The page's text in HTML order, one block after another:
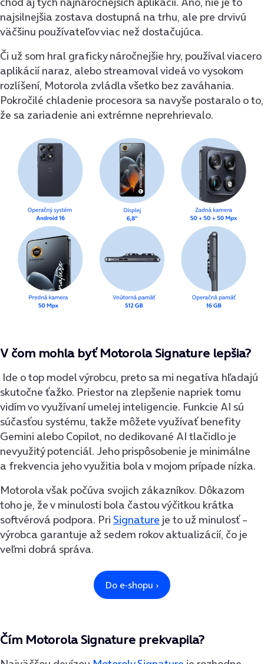
najsilnejšia zostava dostupná na trhu, ale pre drvivú
väčšinu používateľov viac než dostačujúca.
Či už som hral graficky náročnejšie hry, používal viacero
aplikácií naraz, alebo streamoval videá vo vysokom
rozlíšení, Motorola zvládla všetko bez zaváhania.
Pokročilé chladenie procesora sa navyše postaralo o to,
že sa zariadenie ani extrémne neprehrievalo.
V čom mohla byť Motorola Signature lepšia?
Ide o top model výrobcu, preto sa mi negatíva hľadajú
skutočne ťažko. Priestor na zlepšenie napriek tomu
vidím vo využívaní umelej inteligencie. Funkcie AI sú
súčasťou systému, takže môžete využívať benefity
Gemini alebo Copilot, no dedikované AI tlačidlo je
nevyužitý potenciál. Jeho prispôsobenie je minimálne
a frekvencia jeho využitia bola v mojom prípade nízka.
Motorola však počúva svojich zákazníkov. Dôkazom
toho je, že v minulosti bola častou výčitkou krátka
softvérová podpora. Pri Signature je to už minulosť –
výrobca garantuje až sedem rokov aktualizácií, čo je
veľmi dobrá správa.
Čím Motorola Signature prekvapila?